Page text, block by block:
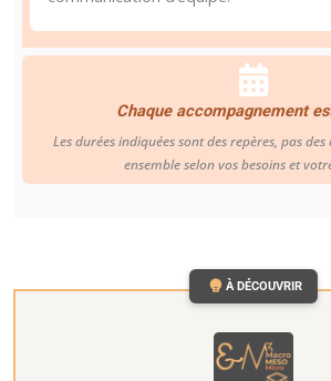
Chaque accompagnement
Les durées indiquées sont des repères, pas
ensemble selon vos besoins et
À DÉCOUVRIR